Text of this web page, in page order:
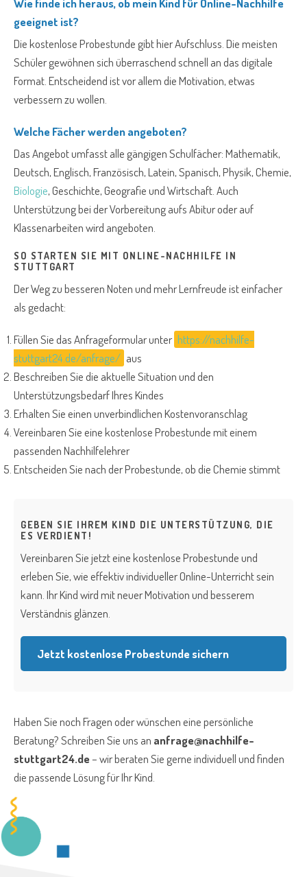
Wie finde ich heraus, ob mein Kind für Online-Nachhilfe
geeignet ist?
Die kostenlose Probestunde gibt hier Aufschluss. Die meisten
Schüler gewöhnen sich überraschend schnell an das digitale
Format. Entscheidend ist vor allem die Motivation, etwas
verbessern zu wollen.
Welche Fächer werden angeboten?
Das Angebot umfasst alle gängigen Schulfächer: Mathematik,
Deutsch, Englisch, Französisch, Latein, Spanisch, Physik, Chemie,
Biologie, Geschichte, Geografie und Wirtschaft. Auch
Unterstützung bei der Vorbereitung aufs Abitur oder auf
Klassenarbeiten wird angeboten.
SO STARTEN SIE MIT ONLINE-NACHHILFE IN
STUTTGART
Der Weg zu besseren Noten und mehr Lernfreude ist einfacher
als gedacht:
Füllen Sie das Anfrageformular unter https://nachhilfe-
stuttgart24.de/anfrage/ aus
Beschreiben Sie die aktuelle Situation und den
Unterstützungsbedarf Ihres Kindes
Erhalten Sie einen unverbindlichen Kostenvoranschlag
Vereinbaren Sie eine kostenlose Probestunde mit einem
passenden Nachhilfelehrer
Entscheiden Sie nach der Probestunde, ob die Chemie stimmt
GEBEN SIE IHREM KIND DIE UNTERSTÜTZUNG, DIE
ES VERDIENT!
Vereinbaren Sie jetzt eine kostenlose Probestunde und
erleben Sie, wie effektiv individueller Online-Unterricht sein
kann. Ihr Kind wird mit neuer Motivation und besserem
Verständnis glänzen.
Jetzt kostenlose Probestunde sichern
Haben Sie noch Fragen oder wünschen eine persönliche
Beratung? Schreiben Sie uns an anfrage@nachhilfe-
stuttgart24.de– wir beraten Sie gerne individuell und finden
die passende Lösung für Ihr Kind.